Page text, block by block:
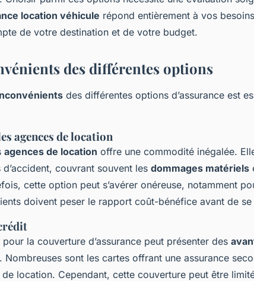
location véhicule répond entièrement à vos besoins
de votre destination et de votre budget.
des différentes options
des différentes options d’assurance est
agences de location
agences de location offre une commodité inégalée.
couvrant souvent les dommages matériels
cette option peut s’avérer onéreuse, notamment
doivent peser le rapport coût-bénéfice avant de se
la couverture d’assurance peut présenter des
Nombreuses sont les cartes offrant une assurance
location. Cependant, cette couverture peut être